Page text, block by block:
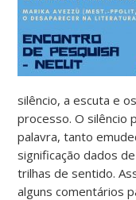
silêncio, a escuta e
processo. O silêncio
palavra, tanto
significação dados
trilhas de sentido.
alguns comentários